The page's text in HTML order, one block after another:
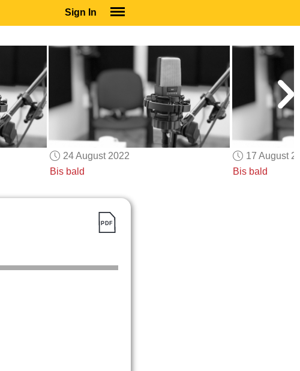
Sign In
SUBSCRIBE
EDUCATIONAL LICENSES
GIFT CARDS
OTHER LANGUAGES
ABOUT US
ALEXA
ADJUST COLORS
24 August 2022
Bis bald
17 August
Bis bald